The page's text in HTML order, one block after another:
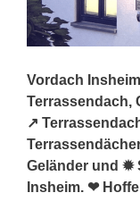
Vordach
Terrassendach,
↗️
Geländer und ✹
Insheim. ❤